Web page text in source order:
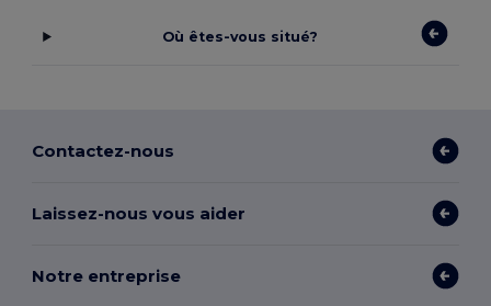
Où êtes-vous situé?
Contactez-nous
Laissez-nous vous aider
Notre entreprise